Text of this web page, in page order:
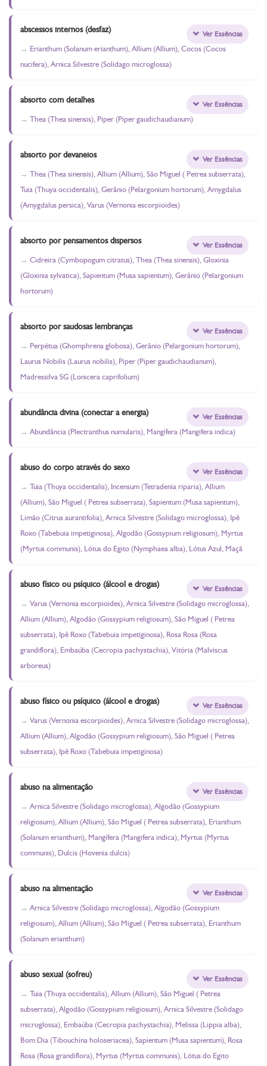
abscessos internos (desfaz)
Erianthum (Solanum erianthum), Allium (Allium), Cocos (Cocos
nucifera), Arnica Silvestre (Solidago microglossa)
Ver Essências
absorto com detalhes
Thea (Thea sinensis), Piper (Piper gaudichaudianum)
Ver Essências
absorto por devaneios
Thea (Thea sinensis), Allium (Allium), São Miguel ( Petrea subserrata),
Tuia (Thuya occidentalis), Gerânio (Pelargonium hortorum), Amygdalus
(Amygdalus persica), Varus (Vernonia escorpioides)
Ver Essências
absorto por pensamentos dispersos
Cidreira (Cymbopogum citratus), Thea (Thea sinensis), Gloxinia
(Gloxinia sylvatica), Sapientum (Musa sapientum), Gerânio (Pelargonium
hortorum)
Ver Essências
absorto por saudosas lembranças
Perpétua (Ghomphrena globosa), Gerânio (Pelargonium hortorum),
Laurus Nobilis (Laurus nobilis), Piper (Piper gaudichaudianum),
Madressilva SG (Lonicera caprifolium)
Ver Essências
abundância divina (conectar a energia)
Abundância (Plectranthus numularis), Mangífera (Mangifera indica)
Ver Essências
abuso do corpo através do sexo
Tuia (Thuya occidentalis), Incensum (Tetradenia riparia), Allium
(Allium), São Miguel ( Petrea subserrata), Sapientum (Musa sapientum),
Limão (Citrus aurantifolia), Arnica Silvestre (Solidago microglossa), Ipê
Roxo (Tabebuia impetiginosa), Algodão (Gossypium religiosum), Myrtus
(Myrtus communis), Lótus do Egito (Nymphaea alba), Lótus Azul, Maçã
Ver Essências
abuso físico ou psíquico (álcool e drogas)
Varus (Vernonia escorpioides), Arnica Silvestre (Solidago microglossa),
Allium (Allium), Algodão (Gossypium religiosum), São Miguel ( Petrea
subserrata), Ipê Roxo (Tabebuia impetiginosa), Rosa Rosa (Rosa
grandiflora), Embaúba (Cecropia pachystachia), Vitória (Malviscus
arboreus)
Ver Essências
abuso físico ou psíquico (álcool e drogas)
Varus (Vernonia escorpioides), Arnica Silvestre (Solidago microglossa),
Allium (Allium), Algodão (Gossypium religiosum), São Miguel ( Petrea
subserrata), Ipê Roxo (Tabebuia impetiginosa)
Ver Essências
abuso na alimentação
Arnica Silvestre (Solidago microglossa), Algodão (Gossypium
religiosum), Allium (Allium), São Miguel ( Petrea subserrata), Erianthum
(Solanum erianthum), Mangífera (Mangifera indica), Myrtus (Myrtus
communis), Dulcis (Hovenia dulcis)
Ver Essências
abuso na alimentação
Arnica Silvestre (Solidago microglossa), Algodão (Gossypium
religiosum), Allium (Allium), São Miguel ( Petrea subserrata), Erianthum
(Solanum erianthum)
Ver Essências
abuso sexual (sofreu)
Tuia (Thuya occidentalis), Allium (Allium), São Miguel ( Petrea
subserrata), Algodão (Gossypium religiosum), Arnica Silvestre (Solidago
microglossa), Embaúba (Cecropia pachystachia), Melissa (Lippia alba),
Bom Dia (Tibouchina holoseriacea), Sapientum (Musa sapientum), Rosa
Rosa (Rosa grandiflora), Myrtus (Myrtus communis), Lótus do Egito
Ver Essências